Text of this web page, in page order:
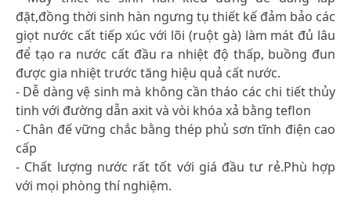
đặt,đồng thời sinh hàn ngưng tụ thiết kế đảm bảo các
giọt nước cất tiếp xúc với lõi (ruột gà) làm mát đủ lâu
để tạo ra nước cất đầu ra nhiệt độ thấp, buồng đun
được gia nhiệt trước tăng hiệu quả cất nước.
- Dễ dàng vệ sinh mà không cần tháo các chi tiết thủy
tinh với đường dẫn axit và vòi khóa xả bằng teflon
- Chân đế vững chắc bằng thép phủ sơn tĩnh điện cao
cấp
- Chất lượng nước rất tốt với giá đầu tư rẻ.Phù hợp
với mọi phòng thí nghiệm.